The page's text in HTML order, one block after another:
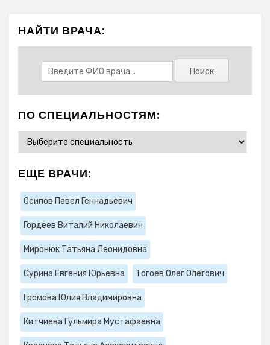
НАЙТИ ВРАЧА:
ПО СПЕЦИАЛЬНОСТЯМ:
ЕЩЕ ВРАЧИ:
Осипов Павел Геннадьевич
Гордеев Виталий Николаевич
Миронюк Татьяна Леонидовна
Сурина Евгения Юрьевна Тогоев Олег Олегович
Громова Юлия Владимировна
Китчиева Гульмира Мустафаевна